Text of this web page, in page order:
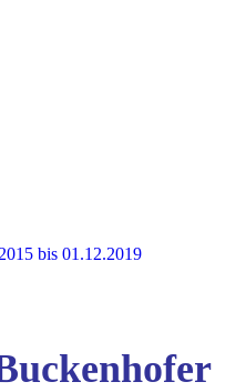
bis 01.12.2019